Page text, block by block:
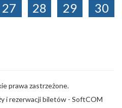
27 28 29
30
prawa zastrzeżone.
i rezerwacji biletów - SoftCOM